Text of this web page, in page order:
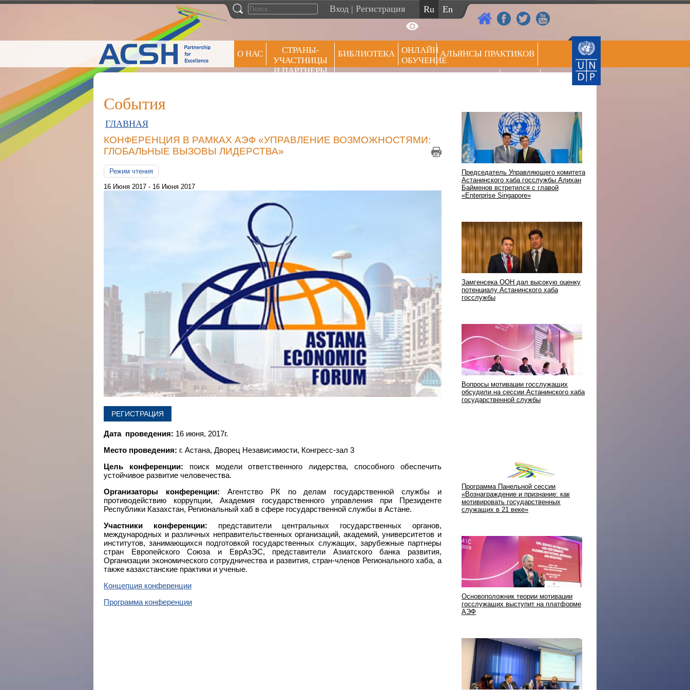
Вход | Регистрация ru en
О НАС
СТРАНЫ-
УЧАСТНИЦЫ
И ПАРТНЕРЫ
БИБЛИОТЕКА
ОНЛАЙН
ОБУЧЕНИЕ
АЛЬЯНСЫ ПРАКТИКОВ
События
ГЛАВНАЯ
КОНФЕРЕНЦИЯ В РАМКАХ АЭФ «УПРАВЛЕНИЕ ВОЗМОЖНОСТЯМИ:
ГЛОБАЛЬНЫЕ ВЫЗОВЫ ЛИДЕРСТВА»
Режим чтения
16 Июня 2017 - 16 Июня 2017
РЕГИСТРАЦИЯ
Дата проведения: 16 июня, 2017г.
Место проведения: г. Астана, Дворец Независимости, Конгресс-зал 3
Цель конференции: поиск модели ответственного лидерства, способного обеспечить
устойчивое развитие человечества.
Организаторы конференции: Агентство РК по делам государственной службы и
противодействию коррупции, Академия государственного управления при Президенте
Республики Казахстан, Региональный хаб в сфере государственной службы в Астане.
Участники конференции: представители центральных государственных органов,
международных и различных неправительственных организаций, академий, университетов и
институтов, занимающихся подготовкой государственных служащих, зарубежные партнеры
стран Европейского Союза и ЕврАзЭС, представители Азиатского банка развития,
Организации экономического сотрудничества и развития, стран-членов Регионального хаба, а
также казахстанские практики и ученые.
Концепция конференции
Программа конференции
Председатель Управляющего комитета
Астанинского хаба госслужбы Алихан
Байменов встретился с главой
«Enterprise Singapore»
Замгенсека ООН дал высокую оценку
потенциалу Астанинского хаба
госслужбы
Вопросы мотивации госслужащих
обсудили на сессии Астанинского хаба
государственной службы
Программа Панельной сессии
«Вознаграждение и признание: как
мотивировать государственных
служащих в 21 веке»
Основоположник теории мотивации
госслужащих выступит на платформе
АЭФ